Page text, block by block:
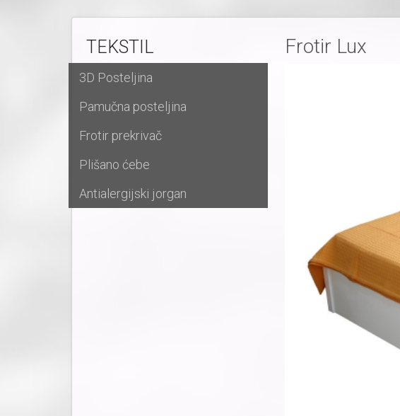
TEKSTIL
3D Posteljina
Pamučna posteljina
Frotir prekrivač
Plišano ćebe
Antialergijski jorgan
Frotir Lux